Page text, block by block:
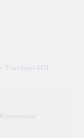
Trackback-URL